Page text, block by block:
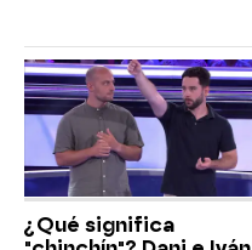
¿Qué significa